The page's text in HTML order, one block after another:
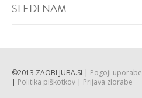
SLEDI NAM
©2013 ZAOBLJUBA.SI | Pogoji uporabe
| Politika piškotkov | Prijava zlorabe